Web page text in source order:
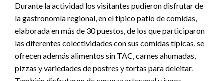
Durante la actividad los visitantes pudieron disfrutar de
la gastronomía regional, en el típico patio de comidas,
elaborada en más de 30 puestos, de los que participaron
las diferentes colectividades con sus comidas típicas, se
ofrecen además alimentos sin TAC, carnes ahumadas,
pizzas y variedades de postres y tortas para deleitar.